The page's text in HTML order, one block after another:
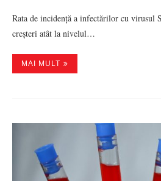
Rata de incidență a infectărilor cu virusul
creșteri atât la nivelul…
MAI MULT